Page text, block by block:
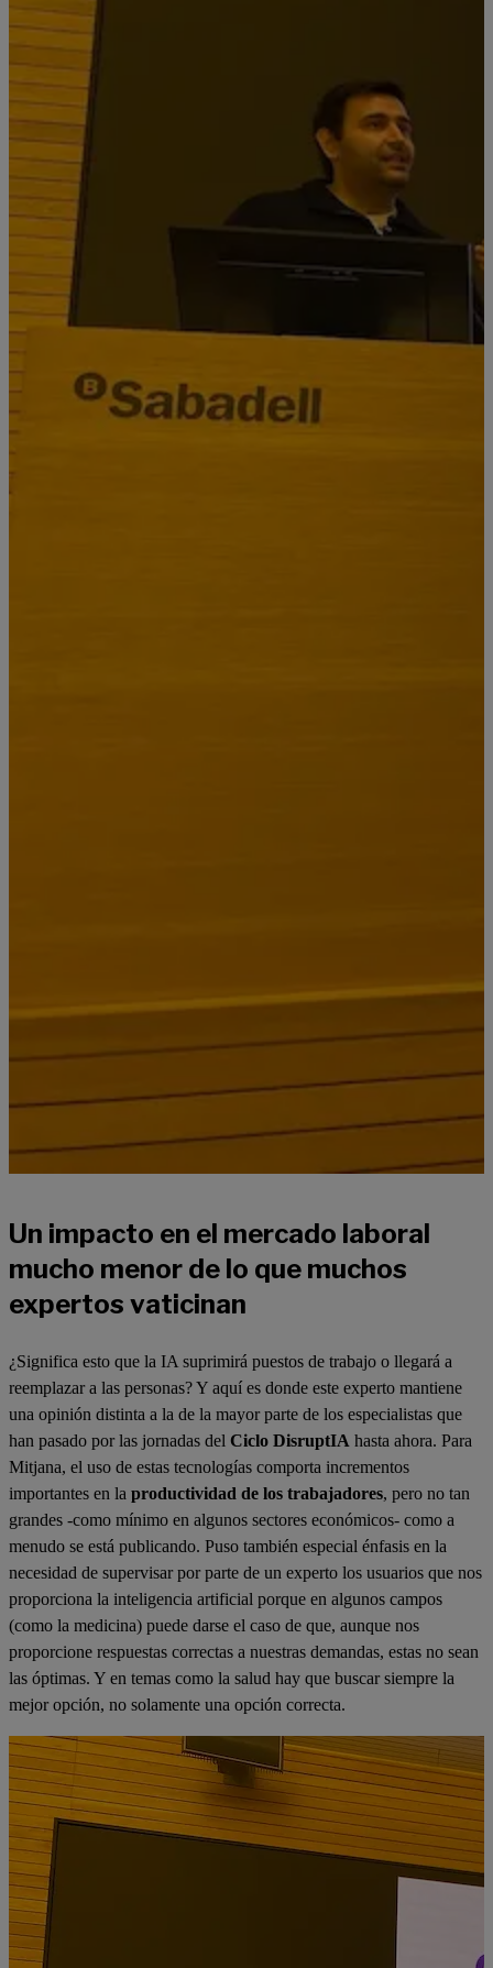
Un impacto en el mercado laboral
mucho menor de lo que muchos
expertos vaticinan
¿Significa esto que la IA suprimirá puestos de trabajo o llegará a
reemplazar a las personas? Y aquí es donde este experto mantiene
una opinión distinta a la de la mayor parte de los especialistas que
han pasado por las jornadas del Ciclo DisruptIA hasta ahora. Para
Mitjana, el uso de estas tecnologías comporta incrementos
importantes en la productividad de los trabajadores, pero no tan
grandes -como mínimo en algunos sectores económicos- como a
menudo se está publicando. Puso también especial énfasis en la
necesidad de supervisar por parte de un experto los usuarios que nos
proporciona la inteligencia artificial porque en algunos campos
(como la medicina) puede darse el caso de que, aunque nos
proporcione respuestas correctas a nuestras demandas, estas no sean
las óptimas. Y en temas como la salud hay que buscar siempre la
mejor opción, no solamente una opción correcta.